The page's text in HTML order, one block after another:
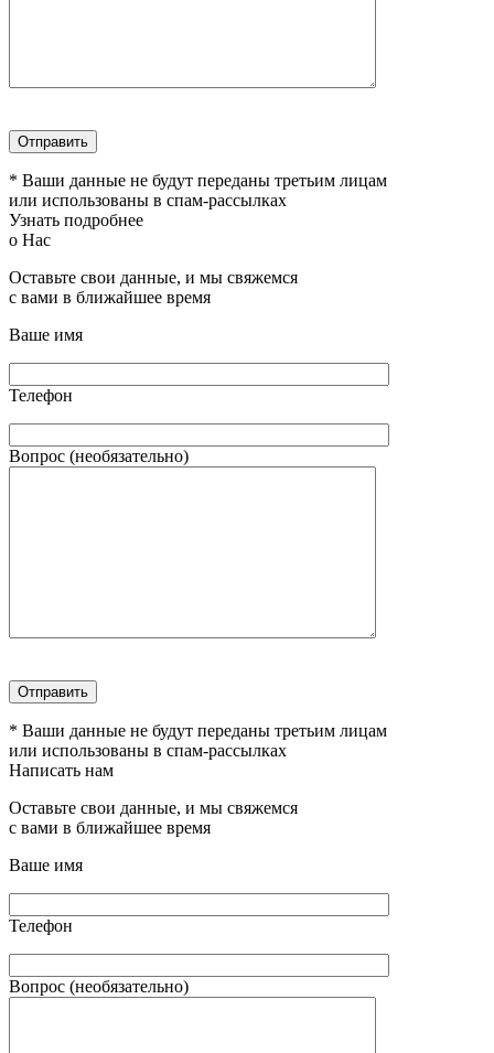
* Ваши данные не будут переданы третьим лицам
или использованы в спам-рассылках
Узнать подробнее
о Нас
Оставьте свои данные, и мы свяжемся
с вами в ближайшее время
Ваше имя
Телефон
Вопрос (необязательно)
* Ваши данные не будут переданы третьим лицам
или использованы в спам-рассылках
Написать нам
Оставьте свои данные, и мы свяжемся
с вами в ближайшее время
Ваше имя
Телефон
Вопрос (необязательно)